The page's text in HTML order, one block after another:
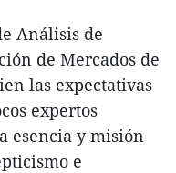
Análisis de
de Mercados de
las expectativas
expertos
esencia y misión
e